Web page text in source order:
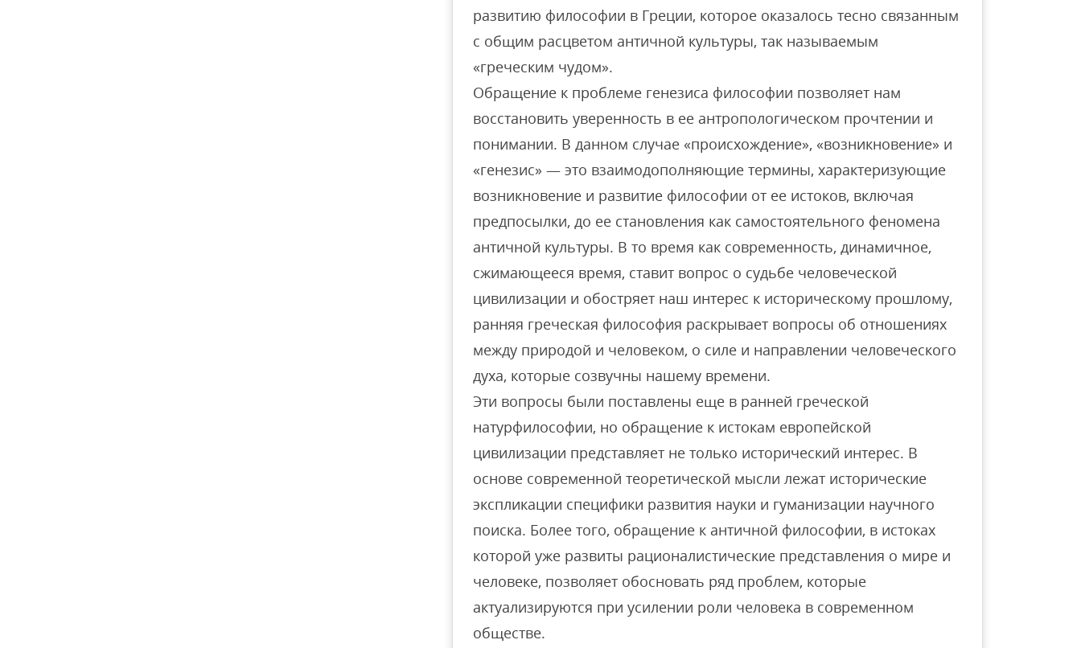
развитию философии в Греции, которое оказалось тесно связанным
с общим расцветом античной культуры, так называемым
«греческим чудом».
Обращение к проблеме генезиса философии позволяет нам
восстановить уверенность в ее антропологическом прочтении и
понимании. В данном случае «происхождение», «возникновение» и
«генезис» — это взаимодополняющие термины, характеризующие
возникновение и развитие философии от ее истоков, включая
предпосылки, до ее становления как самостоятельного феномена
античной культуры. В то время как современность, динамичное,
сжимающееся время, ставит вопрос о судьбе человеческой
цивилизации и обостряет наш интерес к историческому прошлому,
ранняя греческая философия раскрывает вопросы об отношениях
между природой и человеком, о силе и направлении человеческого
духа, которые созвучны нашему времени.
Эти вопросы были поставлены еще в ранней греческой
натурфилософии, но обращение к истокам европейской
цивилизации представляет не только исторический интерес. В
основе современной теоретической мысли лежат исторические
экспликации специфики развития науки и гуманизации научного
поиска. Более того, обращение к античной философии, в истоках
которой уже развиты рационалистические представления о мире и
человеке, позволяет обосновать ряд проблем, которые
актуализируются при усилении роли человека в современном
обществе.